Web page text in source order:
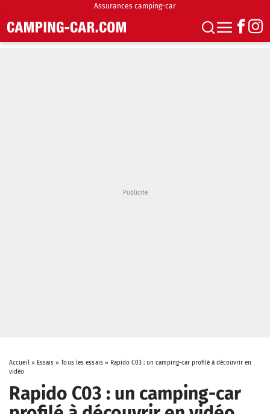
Assurances camping-car
Accueil» Essais »Tous les essais» Rapido C03 : un camping-car profilé à découvrir en
vidéo
Rapido C03 : un camping-car